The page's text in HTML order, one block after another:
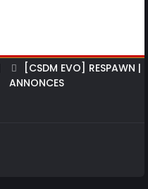
[CSDM EVO] RESPAWN |
ANNONCES